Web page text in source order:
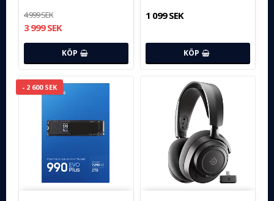
4 999 SEK
3 999 SEK
KÖP
1 099 SEK
KÖP
- 2 600 SEK